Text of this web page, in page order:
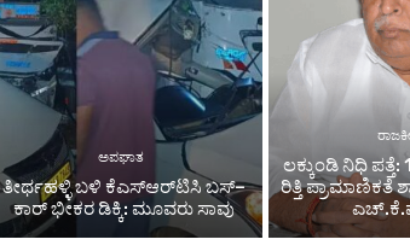
ಅಪಘಾತ
ತೀರ್ಥಹಳ್ಳಿ ಬಳಿ ಕೆಎಸ್‌ಆರ್‌ಟಿಸಿ ಬಸ್–
ಕಾರ್ ಭೀಕರ ಡಿಕ್ಕಿ: ಮೂವರು ಸಾವು
ಲಕ್ಕುಂಡಿ ನಿಧಿ
ರಿತ್ತಿ ಪ್ರಾಮಾಣಿಕತೆ